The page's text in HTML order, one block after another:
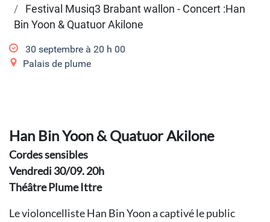
Festival Musiq3 Brabant wallon - Concert :Han
Bin Yoon & Quatuor Akilone
30 septembre à 20 h 00
Palais de plume
Han Bin Yoon & Quatuor Akilone
Cordes sensibles
Vendredi 30/09. 20h
Théâtre Plume Ittre
Le violoncelliste Han Bin Yoon a captivé le public